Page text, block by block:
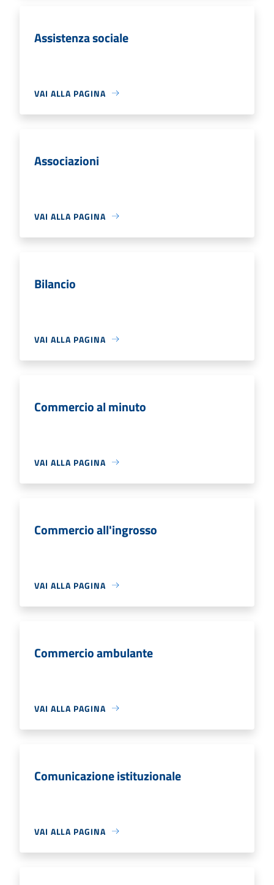
Assistenza sociale
VAI ALLA PAGINA
Associazioni
VAI ALLA PAGINA
Bilancio
VAI ALLA PAGINA
Commercio al minuto
VAI ALLA PAGINA
Commercio all'ingrosso
VAI ALLA PAGINA
Commercio ambulante
VAI ALLA PAGINA
Comunicazione istituzionale
VAI ALLA PAGINA